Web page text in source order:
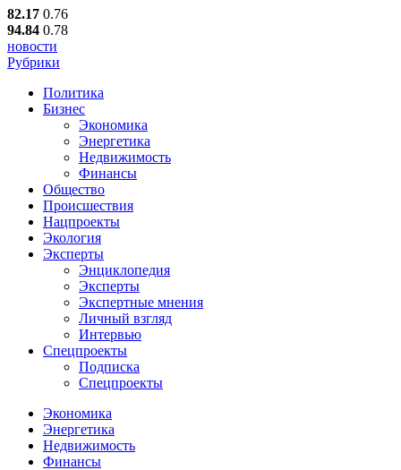
82.17 0.76
94.84 0.78
новости
Рубрики
Политика
Бизнес
Экономика
Энергетика
Недвижимость
Финансы
Общество
Происшествия
Нацпроекты
Экология
Эксперты
Энциклопедия
Эксперты
Экспертные мнения
Личный взгляд
Интервью
Спецпроекты
Подписка
Спецпроекты
Экономика
Энергетика
Недвижимость
Финансы